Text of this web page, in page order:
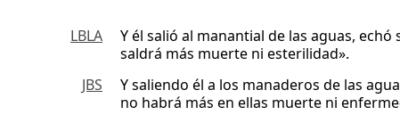
LBLA Y él salió al manantial de las aguas, echó
saldrá más muerte ni esterilidad».
JBS
Y saliendo él a los manaderos de las
no habrá más en ellas muerte ni